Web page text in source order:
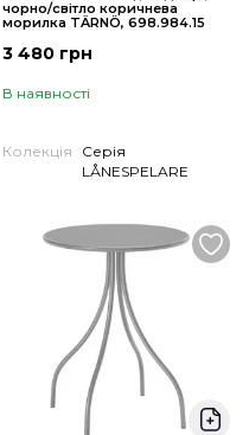
чорно/світло коричнева
морилка TÄRNÖ, 698.984.15
3 480 грн
В наявності
Колекція
Серія
LÅNESPELARE